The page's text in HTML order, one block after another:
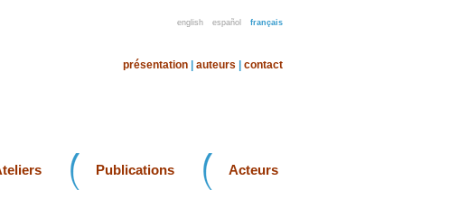
english español français
présentation auteurs contact
Publications Acteurs